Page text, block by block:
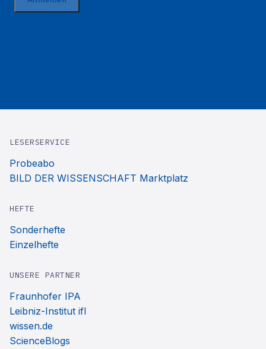
LESERSERVICE
Probeabo
BILD DER WISSENSCHAFT Marktplatz
HEFTE
Sonderhefte
Einzelhefte
UNSERE PARTNER
Fraunhofer IPA
Leibniz-Institut ifl
wissen.de
ScienceBlogs